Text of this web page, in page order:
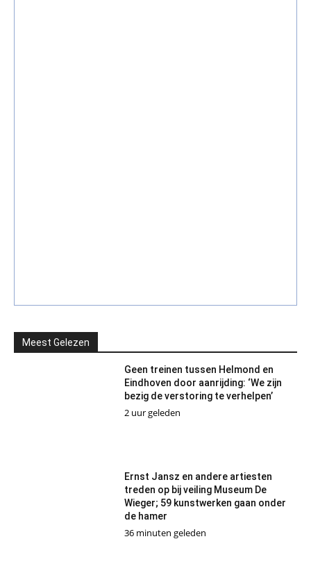
Meest Gelezen
Geen treinen tussen Helmond en
Eindhoven door aanrijding: ‘We zijn
bezig de verstoring te verhelpen’
2 uur geleden
Ernst Jansz en andere artiesten
treden op bij veiling Museum De
Wieger; 59 kunstwerken gaan onder
de hamer
36 minuten geleden